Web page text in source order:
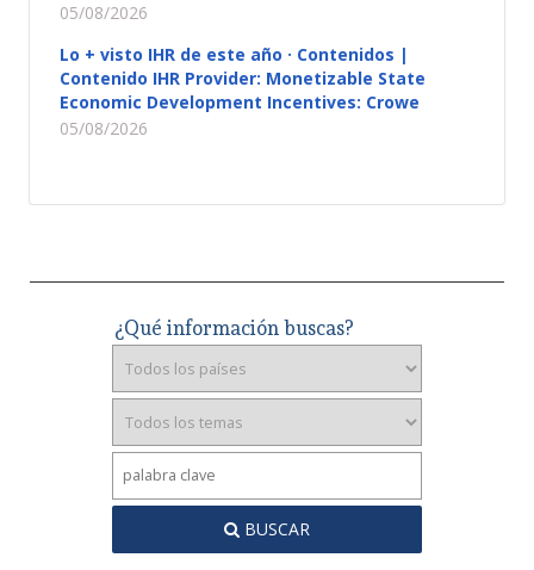
05/08/2026
Lo + visto IHR de este año · Contenidos |
Contenido IHR Provider: Monetizable State
Economic Development Incentives: Crowe
05/08/2026
¿Qué información buscas?
BUSCAR